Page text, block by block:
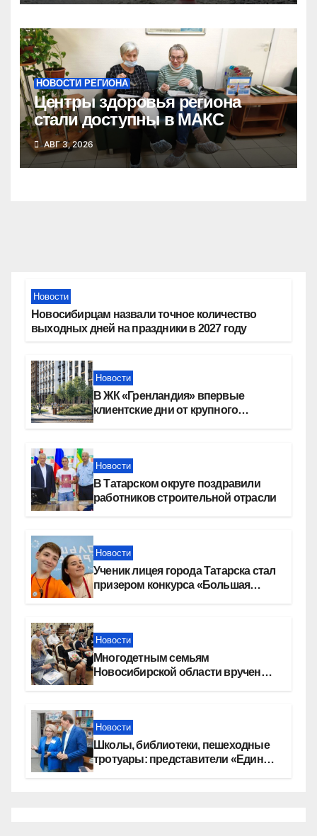
НОВОСТИ РЕГИОНА
Центры здоровья региона
стали доступны в МАКС
АВГ 3, 2026
Новости
Новосибирцам назвали точное количество
выходных дней на праздники в 2027 году
Новости
В ЖК «Гренландия» впервые
клиентские дни от крупного
Новости
В Татарском округе поздравили
работников строительной отрасли
Новости
Ученик лицея города Татарска стал
призером конкурса «Большая
Новости
Многодетным семьям
Новосибирской области вручены
Новости
Школы, библиотеки, пешеходные
тротуары: представители «Единой